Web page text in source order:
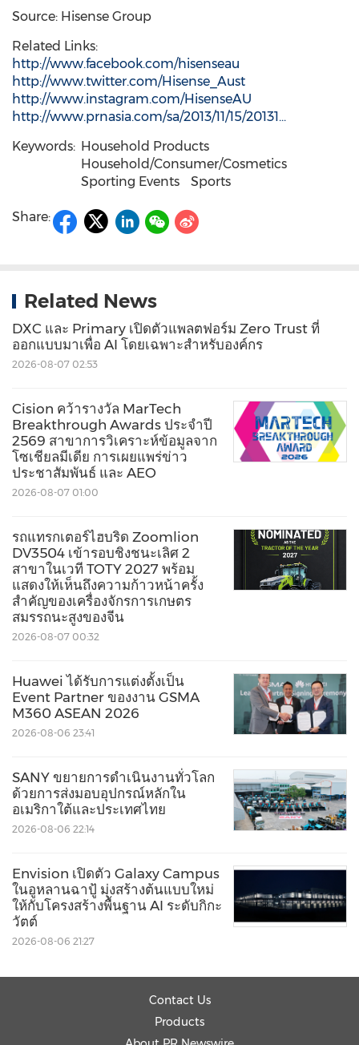
Source: Hisense Group
Related Links:
http://www.facebook.com/hisenseau
http://www.twitter.com/Hisense_Aust
http://www.instagram.com/HisenseAU
http://www.prnasia.com/sa/2013/11/15/20131...
Keywords: Household Products
Household/Consumer/Cosmetics
Sporting Events
Sports
Share:
Related News
DXC และ Primary เปิดตัวแพลตฟอร์ม Zero Trust ที่
ออกแบบมาเพื่อ AI โดยเฉพาะสำหรับองค์กร
2026-08-07 02:53
Cision คว้ารางวัล MarTech
Breakthrough Awards ประจำปี
2569 สาขาการวิเคราะห์ข้อมูลจาก
โซเชียลมีเดีย การเผยแพร่ข่าว
ประชาสัมพันธ์ และ AEO
2026-08-07 01:00
รถแทรกเตอร์ไฮบริด Zoomlion
DV3504 เข้ารอบชิงชนะเลิศ 2
สาขาในเวที TOTY 2027 พร้อม
แสดงให้เห็นถึงความก้าวหน้าครั้ง
สำคัญของเครื่องจักรการเกษตร
สมรรถนะสูงของจีน
2026-08-07 00:32
Huawei ได้รับการแต่งตั้งเป็น
Event Partner ของงาน GSMA
M360 ASEAN 2026
2026-08-06 23:41
SANY ขยายการดำเนินงานทั่วโลก
ด้วยการส่งมอบอุปกรณ์หลักใน
อเมริกาใต้และประเทศไทย
2026-08-06 22:14
Envision เปิดตัว Galaxy Campus
ในอูหลานฉาปู้ มุ่งสร้างต้นแบบใหม่
ให้กับโครงสร้างพื้นฐาน AI ระดับกิกะ
วัตต์
2026-08-06 21:27
Contact Us
Products